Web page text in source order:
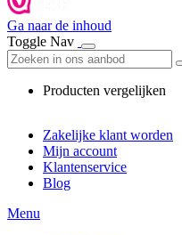
Ga naar de inhoud
Toggle Nav
Producten vergelijken
Zakelijke klant worden
Mijn account
Klantenservice
Blog
Menu